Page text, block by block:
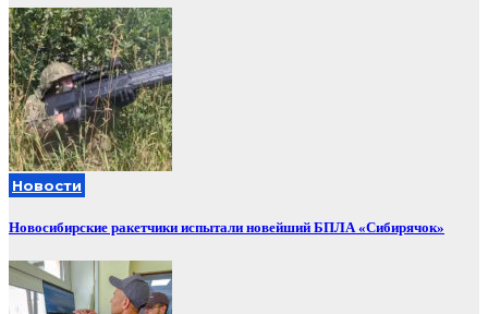
Новости
Новосибирские ракетчики испытали новейший БПЛА «Сибирячок»